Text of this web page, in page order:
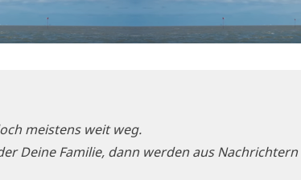
mei­stens weit weg.
Dei­ne Fami­lie, dann wer­den aus Nach­rich­tern